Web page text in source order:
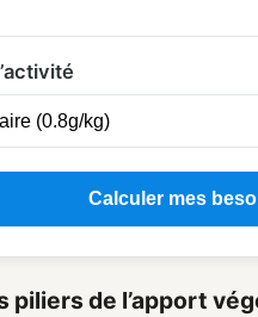
Calculer mes
piliers de l’apport